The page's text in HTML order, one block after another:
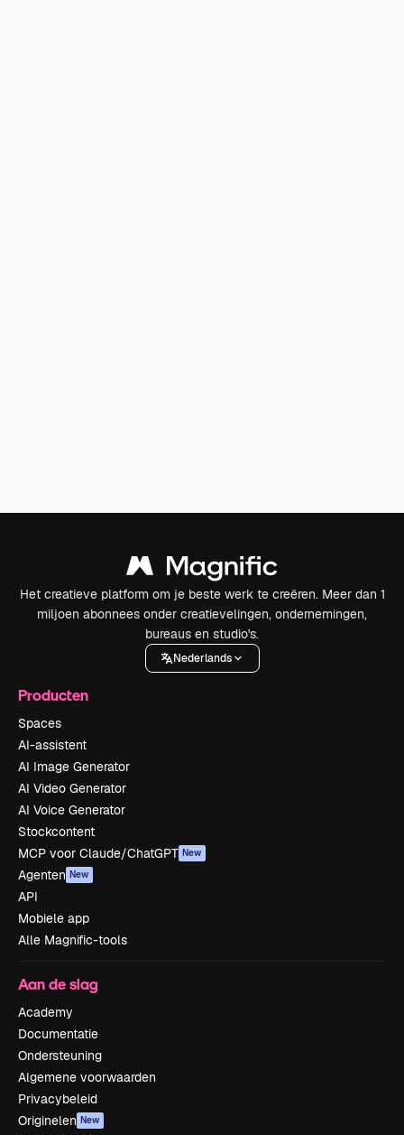
Het creatieve platform om je beste werk te creëren. Meer dan 1
miljoen abonnees onder creatievelingen, ondernemingen,
bureaus en studio's.
Nederlands
Producten
Spaces
AI-assistent
AI Image Generator
AI Video Generator
AI Voice Generator
Stockcontent
MCP voor Claude/ChatGPT New
Agenten New
API
Mobiele app
Alle Magnific-tools
Aan de slag
Academy
Documentatie
Ondersteuning
Algemene voorwaarden
Privacybeleid
Originelen New